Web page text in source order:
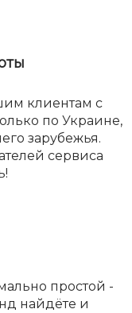
клиентам с
по Украине,
зарубежья.
сервиса
простой -
найдёте и